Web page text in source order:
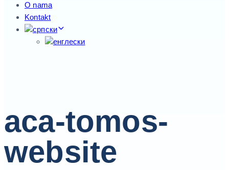
O nama
Kontakt
aca-tomos-
website